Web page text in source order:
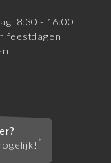
8:30 - 16:00
feestdagen
*